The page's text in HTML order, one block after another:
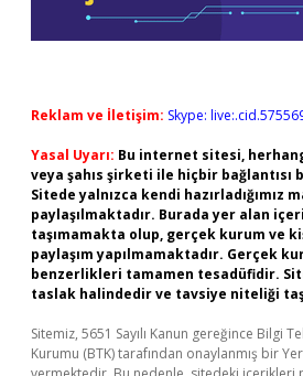
Reklam ve İletişim: Skype:
Yasal Uyarı: Bu internet sitesi,
veya şahıs şirketi ile hiçbir bağlantısı
Sitede yalnızca kendi hazırladığımız
paylaşılmaktadır. Burada yer alan
taşımamakta olup, gerçek kurum ve
paylaşım yapılmamaktadır. Gerçek
benzerlikleri tamamen tesadüfidir.
taslak halindedir ve tavsiye niteliği
Sitemiz, 5651 Sayılı Kanun gereğince Bilgi
Kurumu (BTK) tarafından onaylanmış bir